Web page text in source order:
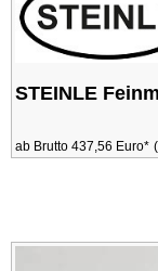
STEINLE
ab Brutto 437,56 Euro*